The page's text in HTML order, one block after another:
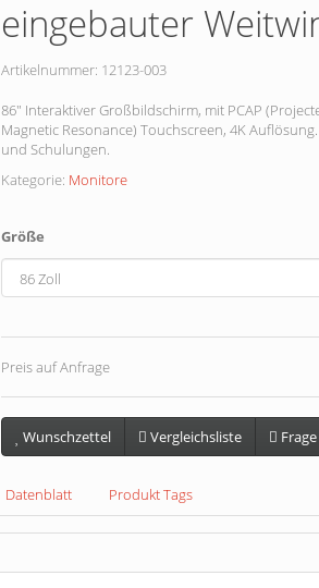
eingebauter
Artikelnummer: 12123-003
86" Interaktiver Großbildschirm, mit PCAP
Magnetic Resonance) Touchscreen, 4K
und Schulungen.
Kategorie: Monitore
Größe
Preis auf Anfrage
Wunschzettel Vergleichsliste
Datenblatt Produkt Tags